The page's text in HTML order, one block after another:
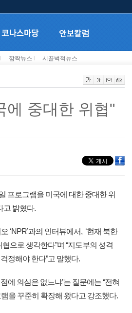
깜짝뉴스 시끌벅적뉴스
에 중대한 위협"
프로그램을 미국에 대한 중대한 위
고 밝혔다.
‘NPR’과의 인터뷰에서, ‘현재 북한
으로 생각한다”며 “지도부의 성격
정해야 한다”고 말했다.
에 의심은 없느냐’는 질문에는 “전혀
을 꾸준히 확장해 왔다고 강조했다.